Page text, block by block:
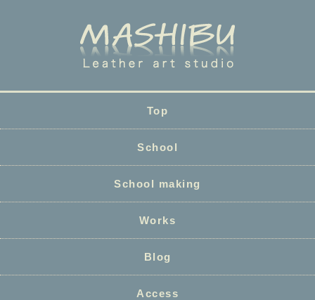
Top
School
School making
Works
Blog
Access